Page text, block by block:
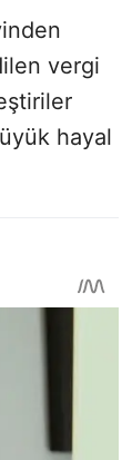
vergi
hayal